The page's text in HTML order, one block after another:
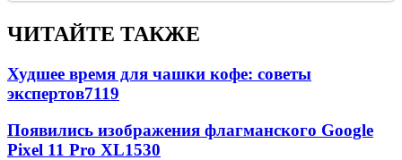
ЧИТАЙТЕ ТАКЖЕ
Худшее время для чашки кофе: советы
экспертов7119
Появились изображения флагманского Google
Pixel 11 Pro XL1530